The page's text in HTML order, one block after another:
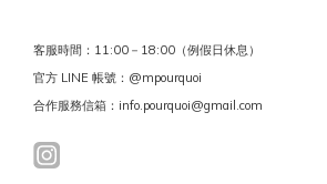
客服時間：11:00－18:00（例假日休息）
官方 LINE 帳號：@mpourquoi
合作服務信箱：info.pourquoi@gmail.com